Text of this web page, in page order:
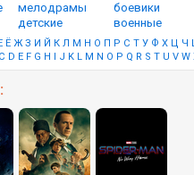
мелодрамы боевики
детские военные
Ё Ж З И Й К Л М Н О П Р С Т У Ф Х Ц Ч
C D E F G H I J K L M N O P Q R S T U V W